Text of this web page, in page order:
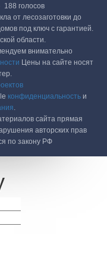
188 голосов
от лесозаготовки до
под ключ с гарантией.
области.
внимательно
Цены на сайте носят
конфиденциальностьи
.
сайта прямая
авторских прав
по закону РФ